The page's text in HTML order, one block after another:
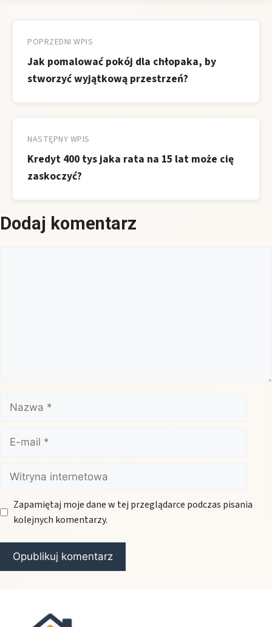
wpisu
POPRZEDNI WPIS
Jak pomalować pokój dla chłopaka, by
stworzyć wyjątkową przestrzeń?
NASTĘPNY WPIS
Kredyt 400 tys jaka rata na 15 lat może cię
zaskoczyć?
Dodaj komentarz
Nazwa
mail
Witryna
internetowa
Zapamiętaj moje dane w tej przeglądarce podczas pisania
kolejnych komentarzy.